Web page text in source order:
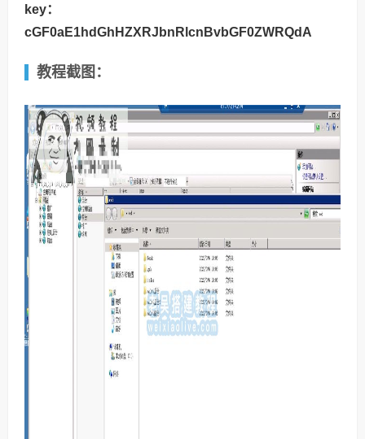
key：
cGF0aE1hdGhHZXRJbnRlcnBvbGF0ZWRQdA
教程截图：